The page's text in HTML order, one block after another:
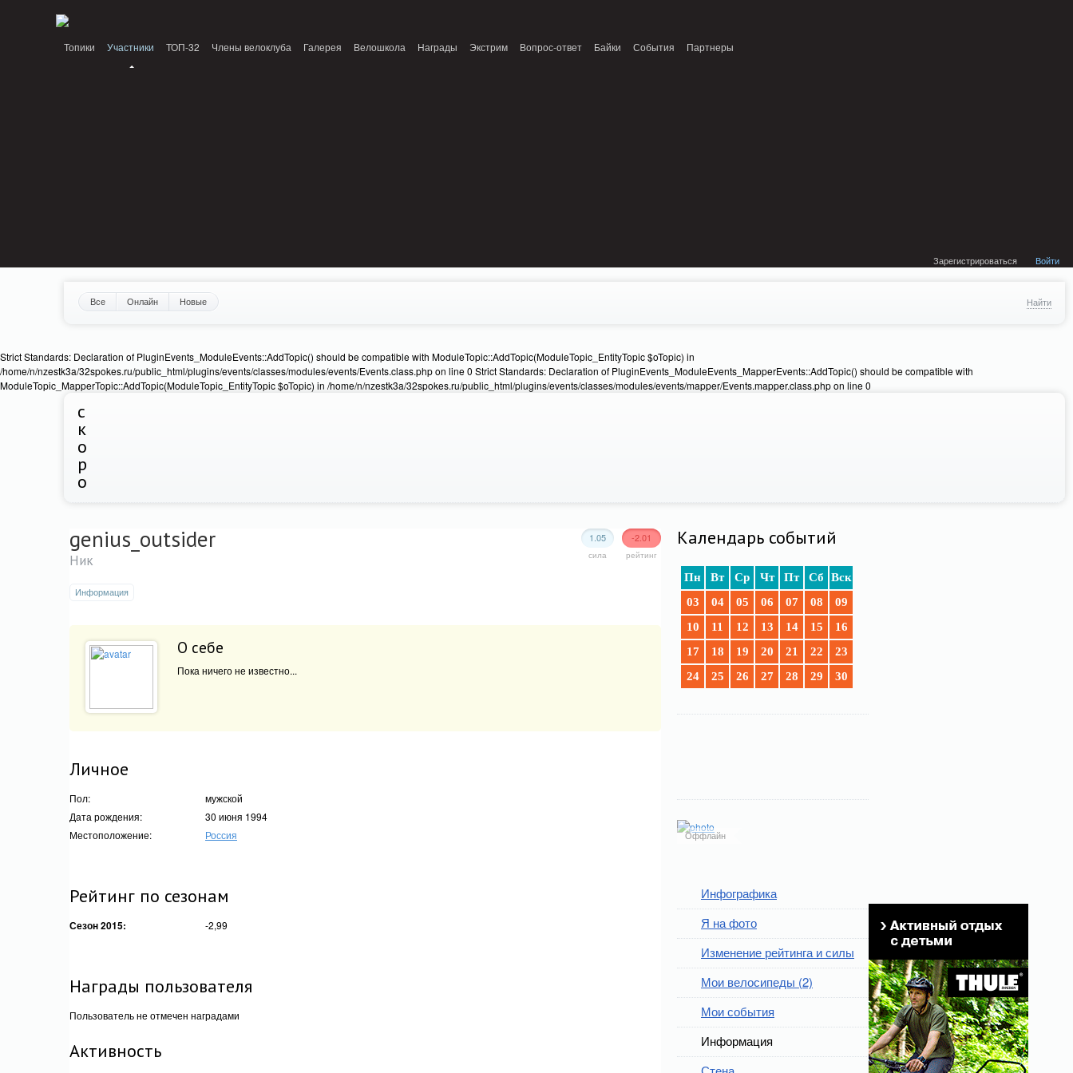
Топики Участники ТОП-32 Члены велоклуба Галерея Велошкола Награды Экстрим Вопрос-ответ Байки События Партнеры
Зарегистрироваться Войти
Все Онлайн Новые Найти
Strict Standards: Declaration of PluginEvents_ModuleEvents::AddTopic() should be compatible with ModuleTopic::AddTopic(ModuleTopic_EntityTopic $oTopic) in
/home/n/nzestk3a/32spokes.ru/public_html/plugins/events/classes/modules/events/Events.class.php on line 0 Strict Standards: Declaration of PluginEvents_ModuleEvents_MapperEvents::AddTopic() should be compatible with
ModuleTopic_MapperTopic::AddTopic(ModuleTopic_EntityTopic $oTopic) in /home/n/nzestk3a/32spokes.ru/public_html/plugins/events/classes/modules/events/mapper/Events.mapper.class.php on line 0
с
к
о
р
о
Календарь событий
Пн Вт Ср Чт Пт Сб
Вск
03
04 05 06 07 08
09
10
11 12 13 14 15
16
17
18 19 20 21 22
23
24
25 26 27 28 29 30
Оффлайн
Инфографика
Я на фото
Изменение рейтинга и силы
Мои велосипеды (2)
Мои события
Информация
-2.01
рейтинг
1.05
сила
genius_outsider
Ник
Информация
О себе
Пока ничего не известно...
Личное
Пол:
мужской
Дата рождения:
30 июня 1994
Местоположение:
Россия
Рейтинг по сезонам
Сезон 2015: -2,99
Награды пользователя
Пользователь не отмечен наградами
Активность